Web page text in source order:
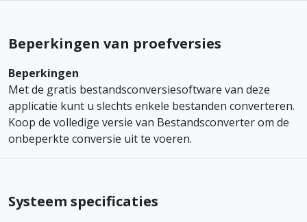
Beperkingen van proefversies
Beperkingen
Met de gratis bestandsconversiesoftware van deze
applicatie kunt u slechts enkele bestanden converteren.
Koop de volledige versie van Bestandsconverter om de
onbeperkte conversie uit te voeren.
Systeem specificaties